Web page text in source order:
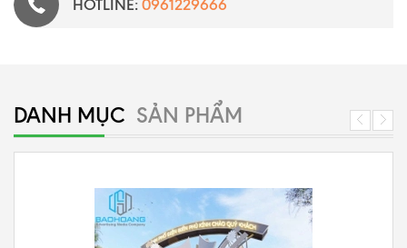
HOTLINE: 0961229666
DANH MỤC SẢN PHẨM